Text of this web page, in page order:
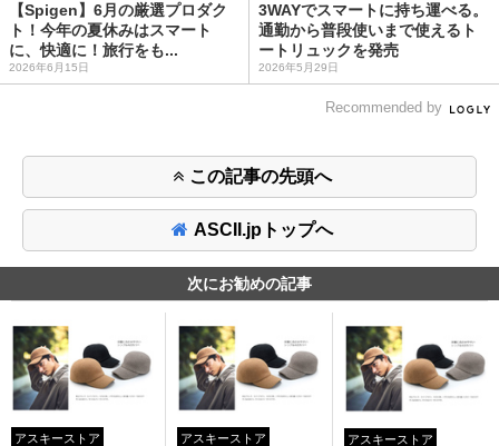
【Spigen】6月の厳選プロダク
ト！今年の夏休みはスマート
に、快適に！旅行をも...
2026年6月15日
3WAYでスマートに持ち運べる。
通勤から普段使いまで使えるト
ートリュックを発売
2026年5月29日
Recommended by
この記事の先頭へ
ASCII.jpトップへ
次にお勧めの記事
アスキーストア アスキーストア アスキーストア